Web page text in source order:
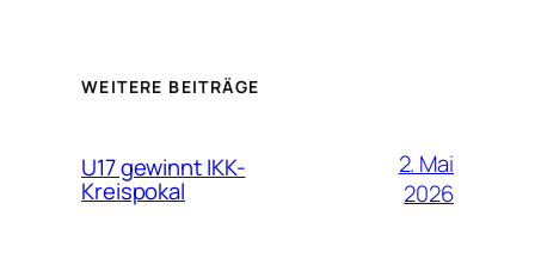
WEITERE BEITRÄGE
U17 gewinnt IKK-
Kreispokal
2. Mai
2026